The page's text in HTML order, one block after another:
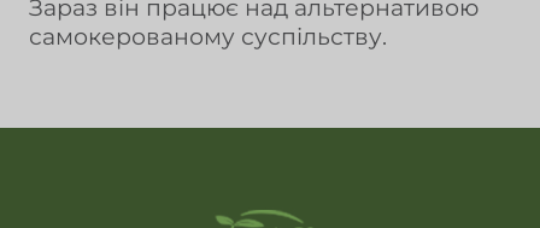
Зараз він працює над альтернативою
самокерованому суспільству.